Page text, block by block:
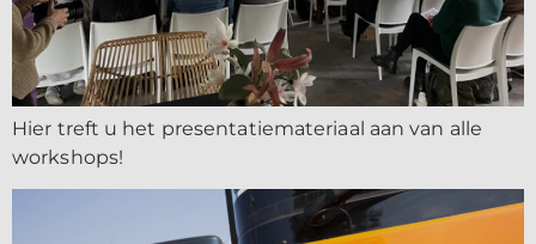
Hier treft u het presentatiemateriaal aan van alle
workshops!